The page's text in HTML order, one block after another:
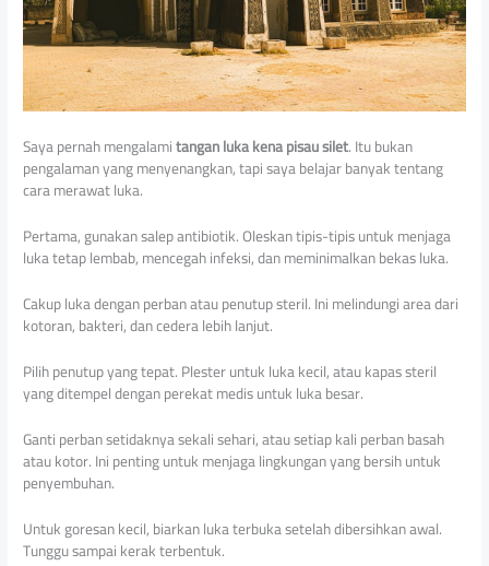
Saya pernah mengalamitangan luka kena pisau silet. Itu bukan
pengalaman yang menyenangkan, tapi saya belajar banyak tentang
cara merawat luka.
Pertama, gunakan salep antibiotik. Oleskan tipis-tipis untuk menjaga
luka tetap lembab, mencegah infeksi, dan meminimalkan bekas luka.
Cakup luka dengan perban atau penutup steril. Ini melindungi area dari
kotoran, bakteri, dan cedera lebih lanjut.
Pilih penutup yang tepat. Plester untuk luka kecil, atau kapas steril
yang ditempel dengan perekat medis untuk luka besar.
Ganti perban setidaknya sekali sehari, atau setiap kali perban basah
atau kotor. Ini penting untuk menjaga lingkungan yang bersih untuk
penyembuhan.
Untuk goresan kecil, biarkan luka terbuka setelah dibersihkan awal.
Tunggu sampai kerak terbentuk.